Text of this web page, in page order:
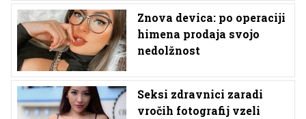
Znova devica: po operaciji
himena prodaja svojo
nedolžnost
Seksi zdravnici zaradi
vročih fotografij vzeli